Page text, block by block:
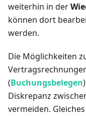
weiterhin in der
können dort
werden.
Die Möglichkeiten
(Buchungsbelegen
Diskrepanz
vermeiden.